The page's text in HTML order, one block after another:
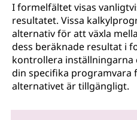
I formelfältet visas
resultatet. Vissa
alternativ för att växla
dess beräknade resultat i
kontrollera
din specifika programvara
alternativet är tillgängligt.